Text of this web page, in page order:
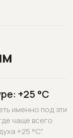
+25 °C
именно под эти
чаще всего
+25 °C".